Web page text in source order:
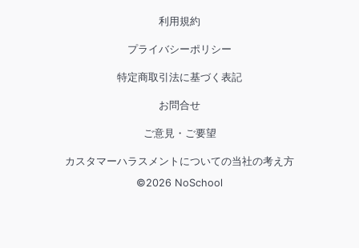
利用規約
プライバシーポリシー
特定商取引法に基づく表記
お問合せ
ご意見・ご要望
カスタマーハラスメントについての当社の考え方
©2026 NoSchool